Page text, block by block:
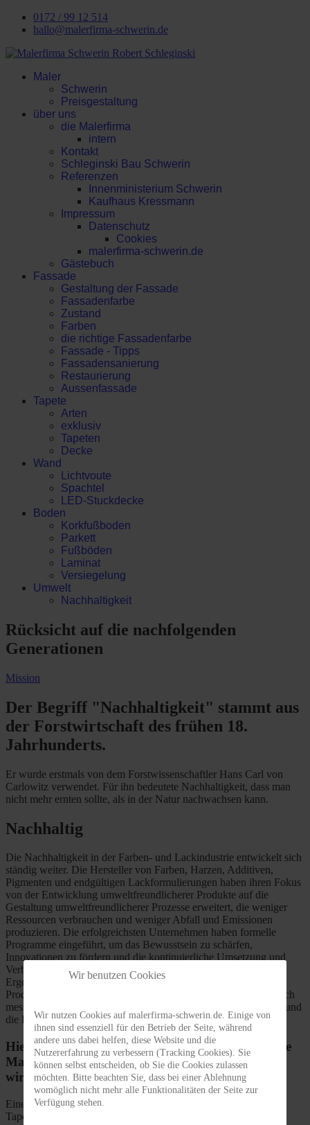
0172 / 99 12 514
hallo@malerfirma-schwerin.de
Maler
Schwerin
Preisgestaltung
über uns
die Malerfirma
intern
Kontakt
Schleginski Bau Schwerin
Referenzen
Innenministerium Schwerin
Kaufhaus Kressmann
Impressum
Datenschutz
Cookies
malerfirma-schwerin.de
Gästebuch
Fassade
Gestaltung der Fassade
Fassadenfarbe
Zustand
Farben
die richtige Fassadenfarbe
Fassade - Tipps
Fassadensanierung
Restaurierung
Aussenfassade
Tapete
Arten
exklusiv
Tapeten
Decke
Wand
Lichtvoute
Spachtel
LED-Stuckdecke
Boden
Korkfußboden
Parkett
Fußböden
Laminat
Versiegelung
Umwelt
Nachhaltigkeit
Rücksicht auf die nachfolgenden
Generationen
Mission
Der Begriff "Nachhaltigkeit" stammt aus
der Forstwirtschaft des frühen 18.
Jahrhunderts.
Er wurde erstmals von dem Forstwissenschaftler Hans Carl von
Carlowitz verwendet. Für ihn bedeutete Nachhaltigkeit, dass man
nicht mehr ernten sollte, als in der Natur nachwachsen kann.
Nachhaltig
Die Nachhaltigkeit in der Farben- und Lackindustrie entwickelt sich
ständig weiter. Die Hersteller von Farben, Harzen, Additiven,
Pigmenten und endgültigen Lackformulierungen haben ihren Fokus
von der Entwicklung umweltfreundlicherer Produkte auf die
Gestaltung umweltfreundlicherer Prozesse erweitert, die weniger
Ressourcen verbrauchen und weniger Abfall und Emissionen
produzieren. Die erfolgreichsten Unternehmen haben formelle
Programme eingeführt, um das Bewusstsein zu schärfen,
Innovationen zu fördern und die kontinuierliche Umsetzung und
Verbesserung nachhaltiger Verfahren zu ermöglichen. Die
Ergebnisse sprechen für sich selbst. Eine umweltfreundliche
Produktion kommt nicht nur der Umwelt zugute, sondern hat auch
messbare, positive Auswirkungen auf die Wettbewerbsfähigkeit und
die Rentabilität.
Hier sind Sie genau richtig, wenn eine kompetente
Malerfirma in Schwerin und Umgebung gesucht
wird!
Eine Malerfirma ist immer nur so gut wie die verendeten Farben,
Tapeten und Lacke.
Wir benutzen Cookies
Wir nutzen Cookies auf malerfirma-schwerin.de. Einige von
ihnen sind essenziell für den Betrieb der Seite, während
andere uns dabei helfen, diese Website und die
Nutzererfahrung zu verbessern (Tracking Cookies). Sie
können selbst entscheiden, ob Sie die Cookies zulassen
möchten. Bitte beachten Sie, dass bei einer Ablehnung
womöglich nicht mehr alle Funktionalitäten der Seite zur
Verfügung stehen.